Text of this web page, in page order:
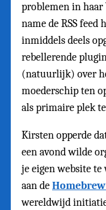
problemen in
name de RSS feed
inmiddels deels
rebellerende
(natuurlijk) over
moederschip ten
als primaire plek
Kirsten opperde
een avond wilde
je eigen website
aan de
wereldwijd